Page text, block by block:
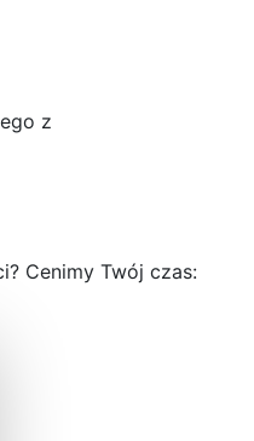
z
Cenimy Twój czas: